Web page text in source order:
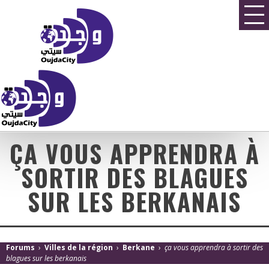
ÇA VOUS APPRENDRA À
SORTIR DES BLAGUES
SUR LES BERKANAIS
Forums › Villes de la région › Berkane › ça vous apprendra à sortir des
blagues sur les berkanais